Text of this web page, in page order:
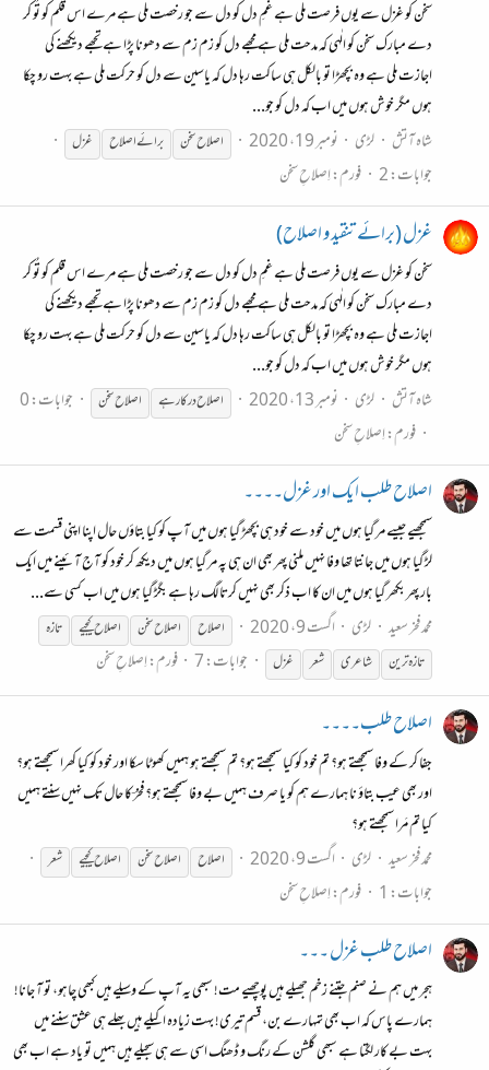
سخن کو غزل سے یوں فرصت ملی ہے غمِ دل کو دل سے جو رخصت ملی ہے مرے اس قلم کو تُو کر
دے مبارک سخن کو الٰہی کہ مدحت ملی ہے مجھے دل کو زم زم سے دھونا پڑا ہے تجھے دیکھنے کی
اجازت ملی ہے وہ بچھڑا تو بالکل ہی ساکت رہا دل کہ یاسین سے دل کو حرکت ملی ہے بہت رو چکا
ہوں مگر خوش ہوں میں اب کہ دل کو جو...
شاہ آتش
لڑی نومبر 19، 2020 اصلاحسخن برائےاصلاح غزل
جوابات: 2 فورم:اِصلاحِ سخن
غزل (برائے تنقید و اصلاح)
سخن کو غزل سے یوں فرصت ملی ہے غمِ دل کو دل سے جو رخصت ملی ہے مرے اس قلم کو تُو کر
دے مبارک سخن کو الٰہی کہ مدحت ملی ہے مجھے دل کو زم زم سے دھونا پڑا ہے تجھے دیکھنے کی
اجازت ملی ہے وہ بچھڑا تو بالکل ہی ساکت رہا دل کہ یاسین سے دل کو حرکت ملی ہے بہت رو چکا
ہوں مگر خوش ہوں میں اب کہ دل کو جو...
شاہ آتش
لڑی نومبر 13، 2020 اصلاحدرکار ہے اصلاحسخن
جوابات: 0
فورم:اِصلاحِ سخن
اصلاح طلب ایک اور غزل۔۔۔۔
سمجھیے جیسے مر گیا ہوں میں خود سے خود ہی بچھڑ گیا ہوں میں آپ کو کیا بتاؤں حال اپنا اپنی قسمت سے
لڑ گیا ہوں میں جانتا تھا وفا نہیں ملنی پھر بھی ان ہی پہ مر گیا ہوں میں دیکھ کر خود کو آج آئینے میں ایک
بار پھر بکھر گیا ہوں میں ان کا اب ذکر بھی نہیں کرتا لگ رہا ہے بگڑ گیا ہوں میں اب کسی سے...
محمد فخر سعید لڑی اگست 9، 2020 اصلاح اصلاحسخن اصلاحکیجیے
تازہ
تازہ ترین
شاعری شعر غزل جوابات: 7 فورم:اِصلاحِ سخن
اصلاح طلب۔۔۔۔
جفا کر کے وفا سمجھتے ہو؟ تم خود کو کیا سمجھتے ہو؟ تم سمجھتے ہو ہمیں کھوٹا سکا اور خود کو کیا کھرا سمجھتے ہو؟
اور بھی عیب بتاؤ نا ہمارے ہم کو یا صرف ہمیں بے وفا سمجھتے ہو؟ فخرؔ کا حال تک نہیں سنتے ہمیں
کیا تم مَرا سمجھتے ہو؟
محمد فخر سعید لڑی اگست 9، 2020 اصلاح اصلاحسخن اصلاحکیجیے شعر
جوابات: 1 فورم:اِصلاحِ سخن
اصلاح طلب غزل ۔۔۔
ہجر میں ہم نے صنم جتنے زخم جھیلے ہیں پوچھیے مت! سبھی یہ آپ کے وسیلے ہیں کبھی چاہو، تو آ جانا!
ہمارے پاس کہ اب بھی تمہارے بن، قسم تیری! بہت زیادہ اکیلے ہیں بھلے ہی عشق سننے میں
بہت بے کار لگتا ہے سبھی گلشن کے رنگ و ڈھنگ اسی سے ہی سجیلے ہیں ہمیں تو یاد ہے اب بھی